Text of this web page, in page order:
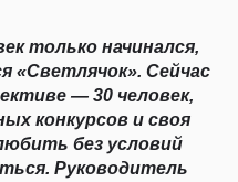
только начинался,
«Светлячок». Сейчас
— 30 человек,
конкурсов и своя
без условий
Руководитель